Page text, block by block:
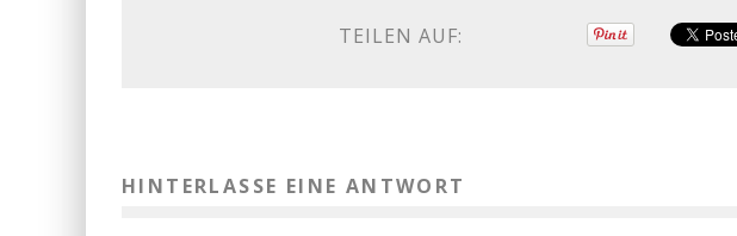
TEILEN AUF:
HINTERLASSE EINE ANTWORT